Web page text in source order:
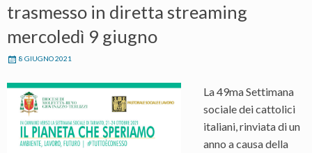
trasmesso in diretta streaming
mercoledì 9 giugno
8 GIUGNO 2021
La 49ma Settimana
sociale dei cattolici
italiani, rinviata di un
anno a causa della